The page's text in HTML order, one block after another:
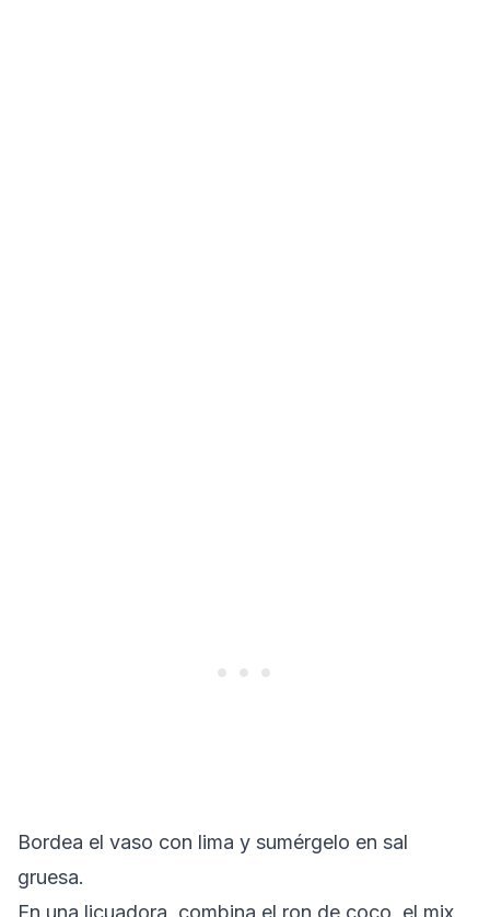
Bordea el vaso con lima y sumérgelo en sal
gruesa.
En una licuadora, combina el ron de coco, el mix